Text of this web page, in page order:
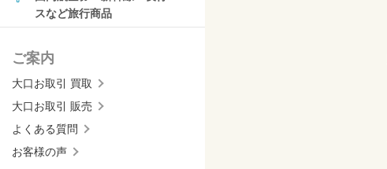
スなど旅行商品
ご案内
大口お取引 買取
大口お取引 販売
よくある質問
お客様の声